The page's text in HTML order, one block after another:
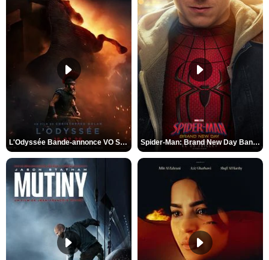
L'Odyssée Bande-annonce VO STFR Spider-Man: Brand New Day Bande-annonce VO STFR